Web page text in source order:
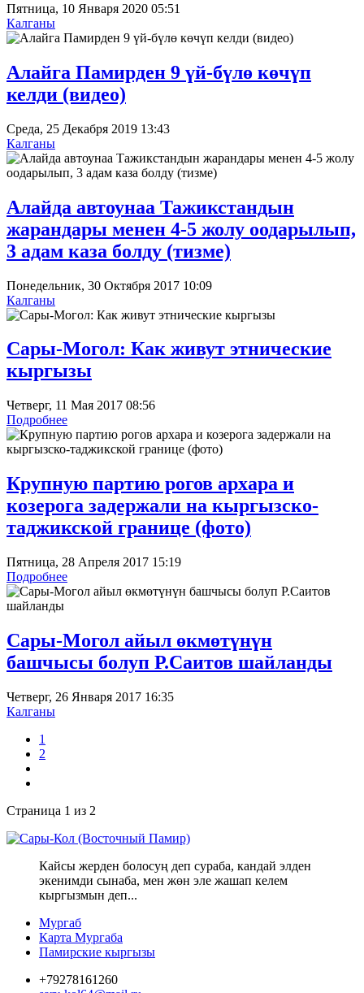
Пятница, 10 Января 2020 05:51
Калганы
Алайга Памирден 9 үй-бүлө көчүп
келди (видео)
Среда, 25 Декабря 2019 13:43
Калганы
Алайда автоунаа Тажикстандын
жарандары менен 4-5 жолу оодарылып,
3 адам каза болду (тизме)
Понедельник, 30 Октября 2017 10:09
Калганы
Сары-Могол: Как живут этнические
кыргызы
Четверг, 11 Мая 2017 08:56
Подробнее
Крупную партию рогов архара и
козерога задержали на кыргызско-
таджикской границе (фото)
Пятница, 28 Апреля 2017 15:19
Подробнее
Сары-Могол айыл өкмөтүнүн
башчысы болуп Р.Саитов шайланды
Четверг, 26 Января 2017 16:35
Калганы
1
2
Страница 1 из 2
Кайсы жерден болосуң деп сураба, кандай элден
экенимди сынаба, мен жөн эле жашап келем
кыргызмын деп...
Мургаб
Карта Мургаба
Памирские кыргызы
+79278161260